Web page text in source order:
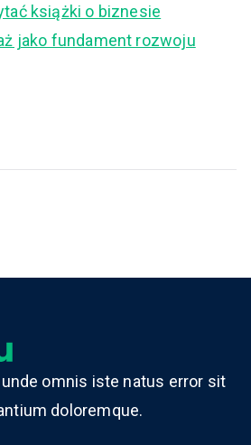
książki o biznesie
jako fundament rozwoju
omnis iste natus error sit
doloremque.